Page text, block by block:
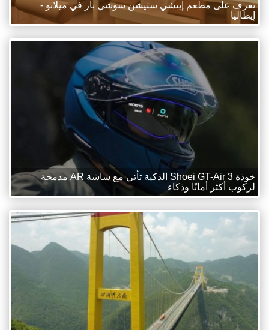
تعرف على مطعم إيتشي ستيشن سوشي بار في ميلانو -
إيطاليا
خوذة Shoei GT-Air 3 الذكية تأتي مع شاشة AR مدمجة
لركوب أكثر أمانًا وذكاء